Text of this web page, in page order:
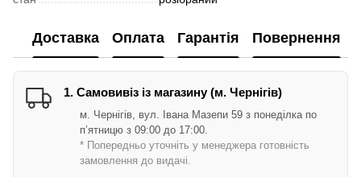
Доставка Оплата Гарантія Повернення
1. Самовивіз із магазину (м. Чернігів)
м. Чернігів, вул. Івана Мазепи 59 з понеділка по
п’ятницю з 09:00 до 17:00.
* Попередньо уточніть у менеджера готовність
замовлення до видачі.